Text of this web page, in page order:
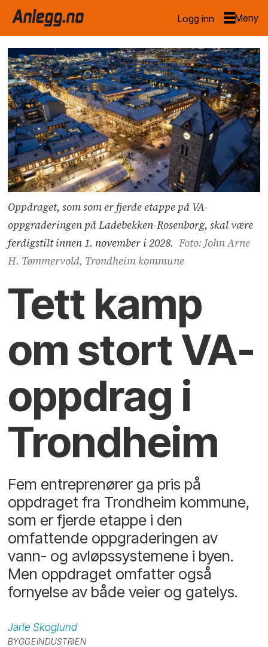
Logg inn
Oppdraget, som som er fjerde etappe på VA-
oppgraderingen på Ladebekken-Rosenborg, skal være
ferdigstilt innen 1. november i 2028. Foto: John Arne
H. Tømmervold, Trondheim kommune
Tett kamp
om stort VA-
oppdrag i
Trondheim
Fem entreprenører ga pris på
oppdraget fra Trondheim kommune,
som er fjerde etappe i den
omfattende oppgraderingen av
vann- og avløpssystemene i byen.
Men oppdraget omfatter også
fornyelse av både veier og gatelys.
Jarle Skoglund
BYGGEINDUSTRIEN